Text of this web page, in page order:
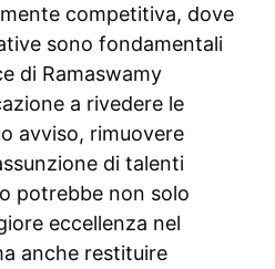
competitiva, dove
sono fondamentali
di Ramaswamy
a rivedere le
avviso, rimuovere
di talenti
potrebbe non solo
eccellenza nel
anche restituire